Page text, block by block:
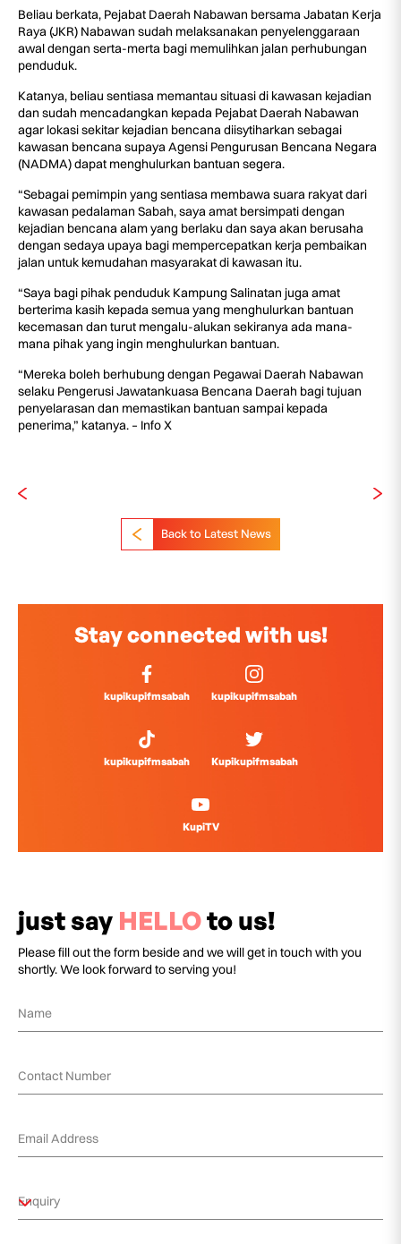
Beliau berkata, Pejabat Daerah Nabawan bersama Jabatan Kerja
Raya (JKR) Nabawan sudah melaksanakan penyelenggaraan
awal dengan serta-merta bagi memulihkan jalan perhubungan
penduduk.
Katanya, beliau sentiasa memantau situasi di kawasan kejadian
dan sudah mencadangkan kepada Pejabat Daerah Nabawan
agar lokasi sekitar kejadian bencana diisytiharkan sebagai
kawasan bencana supaya Agensi Pengurusan Bencana Negara
(NADMA) dapat menghulurkan bantuan segera.
“Sebagai pemimpin yang sentiasa membawa suara rakyat dari
kawasan pedalaman Sabah, saya amat bersimpati dengan
kejadian bencana alam yang berlaku dan saya akan berusaha
dengan sedaya upaya bagi mempercepatkan kerja pembaikan
jalan untuk kemudahan masyarakat di kawasan itu.
“Saya bagi pihak penduduk Kampung Salinatan juga amat
berterima kasih kepada semua yang menghulurkan bantuan
kecemasan dan turut mengalu-alukan sekiranya ada mana-
mana pihak yang ingin menghulurkan bantuan.
“Mereka boleh berhubung dengan Pegawai Daerah Nabawan
selaku Pengerusi Jawatankuasa Bencana Daerah bagi tujuan
penyelarasan dan memastikan bantuan sampai kepada
penerima,” katanya. – Info X
Back to Latest News
Stay connected with us!
kupikupifmsabah kupikupifmsabah
kupikupifmsabah Kupikupifmsabah
KupiTV
just say HELLOto us!
Please fill out the form beside and we will get in touch with you
shortly. We look forward to serving you!